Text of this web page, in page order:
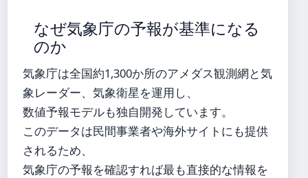
なぜ気象庁の予報が基準になる
のか
気象庁は全国約1,300か所のアメダス観測網と気
象レーダー、気象衛星を運用し、
数値予報モデルも独自開発しています。
このデータは民間事業者や海外サイトにも提供
されるため、
気象庁の予報を確認すれば最も直接的な情報を